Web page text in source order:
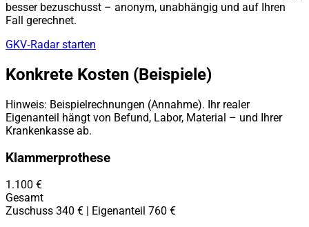
besser bezuschusst – anonym, unabhängig und auf Ihren
Fall gerechnet.
GKV‑Radar starten
Konkrete Kosten (Beispiele)
Hinweis: Beispielrechnungen (Annahme). Ihr realer
Eigenanteil hängt von Befund, Labor, Material – und Ihrer
Krankenkasse ab.
Klammerprothese
1.100 €
Gesamt
Zuschuss 340 € | Eigenanteil 760 €